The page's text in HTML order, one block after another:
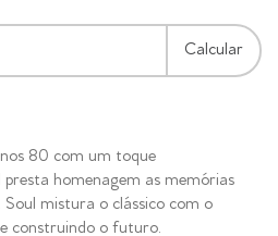
Calcular
80 com um toque
homenagem as memórias
Soul mistura o clássico com o
construindo o futuro.